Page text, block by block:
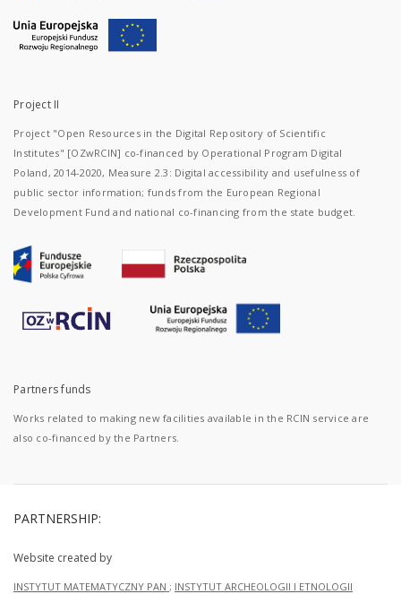
Project II
Project "Open Resources in the Digital Repository of Scientific
Institutes" [OZwRCIN] co-financed by Operational Program Digital
Poland, 2014-2020, Measure 2.3: Digital accessibility and usefulness of
public sector information; funds from the European Regional
Development Fund and national co-financing from the state budget.
Partners funds
Works related to making new facilities available in the RCIN service are
also co-financed by the Partners.
PARTNERSHIP:
Website created by
INSTYTUT MATEMATYCZNY PAN ; INSTYTUT ARCHEOLOGII I ETNOLOGII